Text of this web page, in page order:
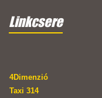
Linkcsere
4Dimenzió
Taxi 314